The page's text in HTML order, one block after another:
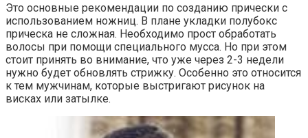
Это основные рекомендации по созданию прически с
использованием ножниц. В плане укладки полубокс
прическа не сложная. Необходимо прост обработать
волосы при помощи специального мусса. Но при этом
стоит принять во внимание, что уже через 2-3 недели
нужно будет обновлять стрижку. Особенно это относится
к тем мужчинам, которые выстригают рисунок на
висках или затылке.